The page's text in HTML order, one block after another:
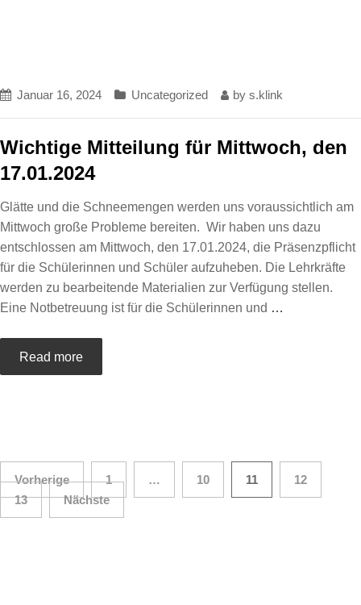
Januar 16, 2024 Uncategorized by s.klink
Wichtige Mitteilung für Mittwoch, den
17.01.2024
Glätte und die Schneemengen werden uns voraussichtlich am
Mittwoch große Probleme bereiten. ​Wir haben uns dazu
entschlossen am Mittwoch, den 17.01.2024, die Präsenzpflicht
für die Schülerinnen und Schüler aufzuheben. Die Lehrkräfte
werden zu bearbeitende Materialien zur Verfügung stellen.
Eine Notbetreuung ist für die Schülerinnen und …
Read more
Beitragsnavigation
Vorherige 1 … 10 11
12
13
Nächste